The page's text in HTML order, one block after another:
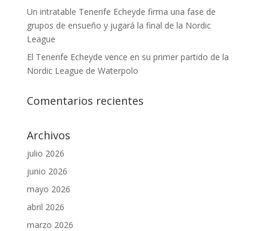
Un intratable Tenerife Echeyde firma una fase de
grupos de ensueño y jugará la final de la Nordic
League
El Tenerife Echeyde vence en su primer partido de la
Nordic League de Waterpolo
Comentarios recientes
Archivos
julio 2026
junio 2026
mayo 2026
abril 2026
marzo 2026